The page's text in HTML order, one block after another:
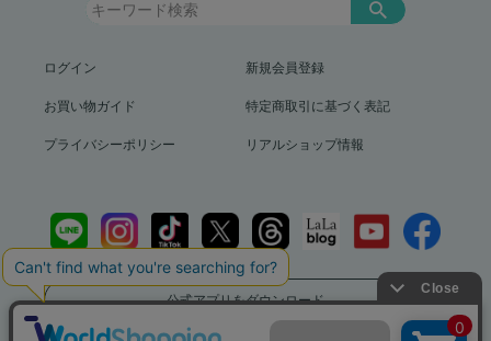
ログイン 新規会員登録
お買い物ガイド 特定商取引に基づく表記
プライバシーポリシー リアルショップ情報
公式アプリをダウンロード